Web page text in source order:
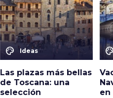
color_lens Ideas
Las plazas más bellas
de Toscana: una
selección
en